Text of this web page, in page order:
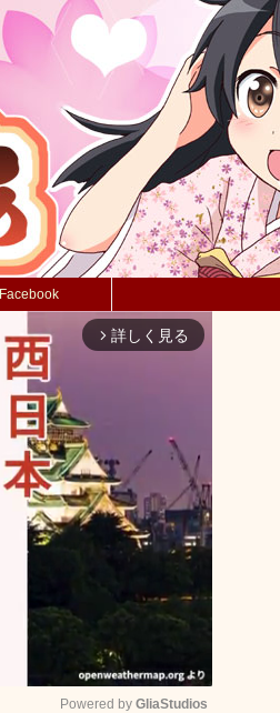
Facebook
arrow_forward_ios 詳しく見る
Powered by GliaStudios